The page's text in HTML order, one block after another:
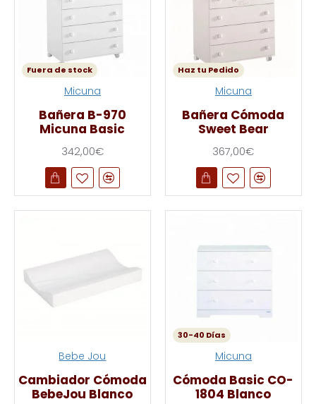
Fuera de stock
Micuna
Bañera B-970
Micuna Basic
342,00€
Haz tu Pedido
Micuna
Bañera Cómoda
Sweet Bear
367,00€
Bebe Jou
Cambiador Cómoda
BebeJou Blanco
30-40 Días
Micuna
Cómoda Basic CO-
1804 Blanco